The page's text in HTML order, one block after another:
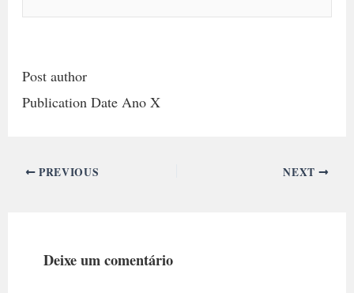
Post author
Publication Date Ano X
PREVIOUS NEXT
Deixe um comentário